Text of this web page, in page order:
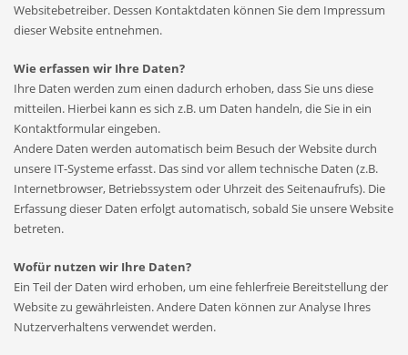
Websitebetreiber. Dessen Kontaktdaten können Sie dem Impressum
dieser Website entnehmen.
Wie erfassen wir Ihre Daten?
Ihre Daten werden zum einen dadurch erhoben, dass Sie uns diese
mitteilen. Hierbei kann es sich z.B. um Daten handeln, die Sie in ein
Kontaktformular eingeben.
Andere Daten werden automatisch beim Besuch der Website durch
unsere IT-Systeme erfasst. Das sind vor allem technische Daten (z.B.
Internetbrowser, Betriebssystem oder Uhrzeit des Seitenaufrufs). Die
Erfassung dieser Daten erfolgt automatisch, sobald Sie unsere Website
betreten.
Wofür nutzen wir Ihre Daten?
Ein Teil der Daten wird erhoben, um eine fehlerfreie Bereitstellung der
Website zu gewährleisten. Andere Daten können zur Analyse Ihres
Nutzerverhaltens verwendet werden.